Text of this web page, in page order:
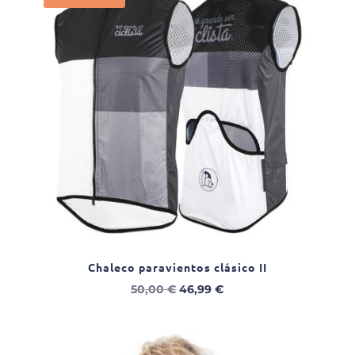
Chaleco paravientos clásico II
50,00€El
era:
46,99€El